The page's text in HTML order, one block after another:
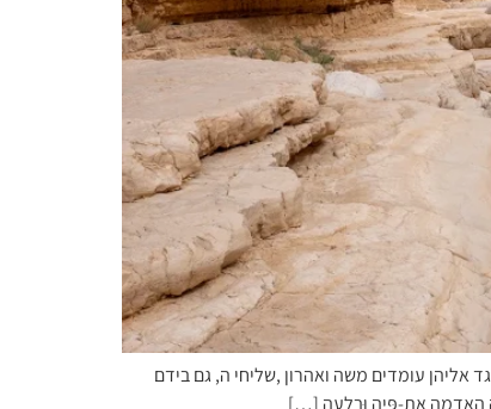
קטורות. מנגד אליהן עומדים משה ואהרון ,שליחי ה, גם בידם